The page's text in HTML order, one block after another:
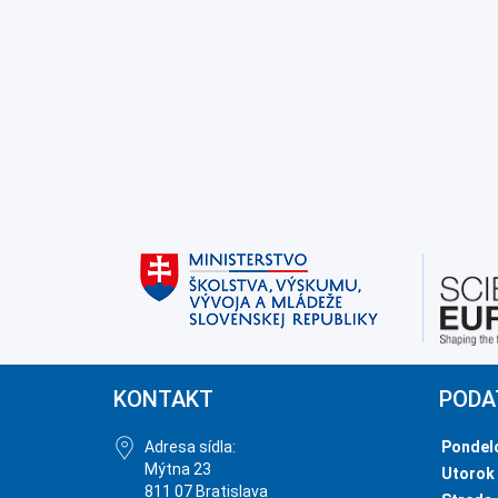
KONTAKT
Adresa sídla:
Mýtna 23
811 07 Bratislava
Utorok